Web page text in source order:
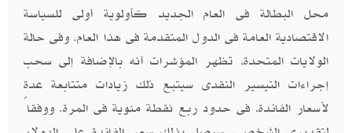
محل البطالة فى العام الجديد كأولوية أولى للسياسة
الاقتصادية العامة فى الدول المتقدمة فى هذا العام. وفى حالة
الولايات المتحدة، تظهر المؤشرات أنه بالإضافة إلى سحب
إجراءات التيسير النقدى سيتبع ذلك زيادات متتابعة عدة
لأسعار الفائدة، فى حدود ربع نقطة مئوية فى المرة. ووفقاً